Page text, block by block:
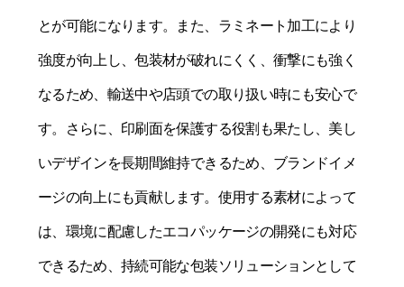
とが可能になります。また、ラミネート加工により
強度が向上し、包装材が破れにくく、衝撃にも強く
なるため、輸送中や店頭での取り扱い時にも安心で
す。さらに、印刷面を保護する役割も果たし、美し
いデザインを長期間維持できるため、ブランドイメ
ージの向上にも貢献します。使用する素材によって
は、環境に配慮したエコパッケージの開発にも対応
できるため、持続可能な包装ソリューションとして